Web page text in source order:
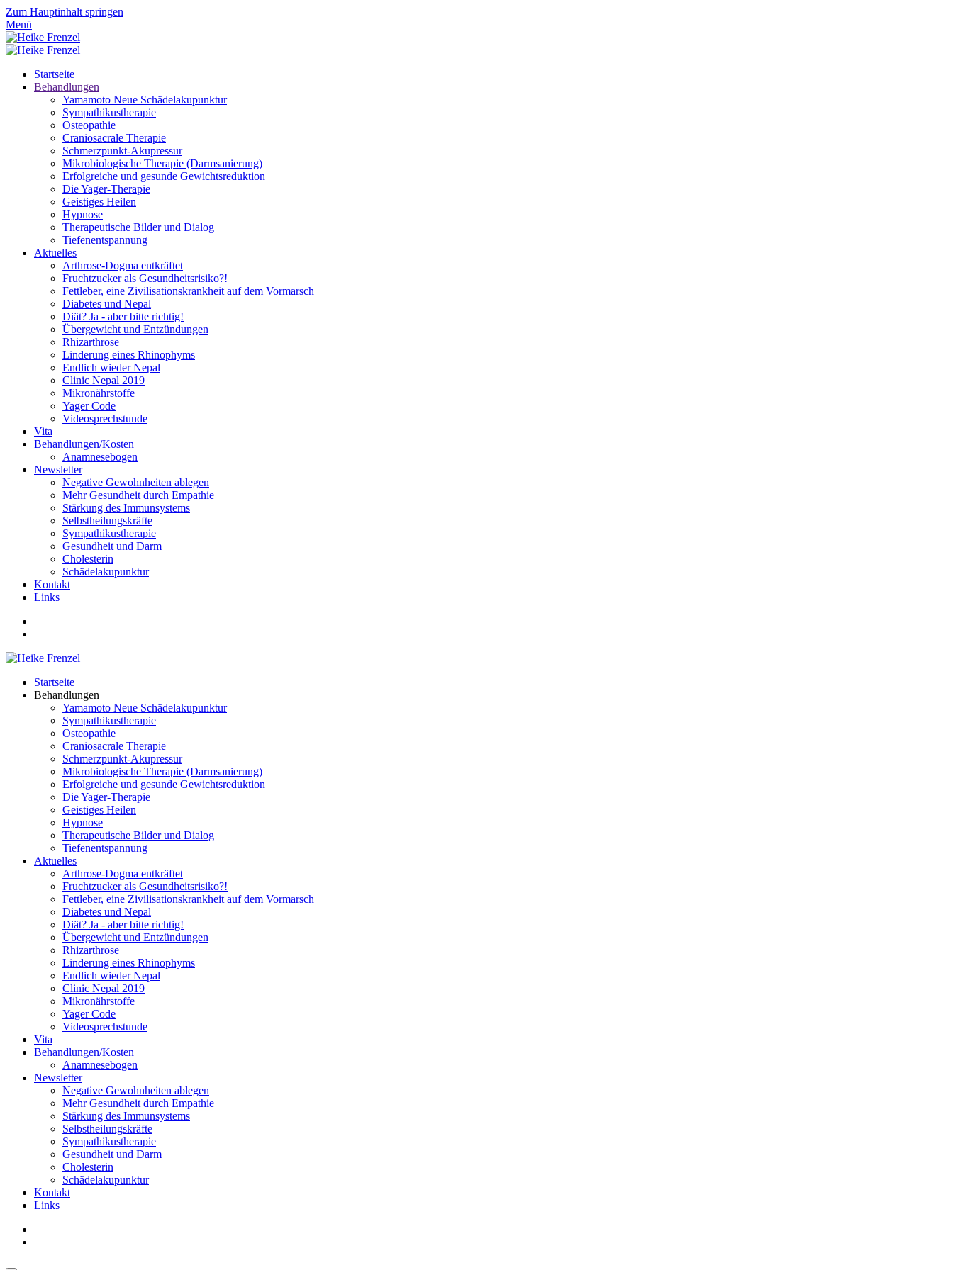
Zum Hauptinhalt springen
Menü
Startseite
Behandlungen
Yamamoto Neue Schädelakupunktur
Sympathikustherapie
Osteopathie
Craniosacrale Therapie
Schmerzpunkt-Akupressur
Mikrobiologische Therapie (Darmsanierung)
Erfolgreiche und gesunde Gewichtsreduktion
Die Yager-Therapie
Geistiges Heilen
Hypnose
Therapeutische Bilder und Dialog
Tiefenentspannung
Aktuelles
Arthrose-Dogma entkräftet
Fruchtzucker als Gesundheitsrisiko?!
Fettleber, eine Zivilisationskrankheit auf dem Vormarsch
Diabetes und Nepal
Diät? Ja - aber bitte richtig!
Übergewicht und Entzündungen
Rhizarthrose
Linderung eines Rhinophyms
Endlich wieder Nepal
Clinic Nepal 2019
Mikronährstoffe
Yager Code
Videosprechstunde
Vita
Behandlungen/Kosten
Anamnesebogen
Newsletter
Negative Gewohnheiten ablegen
Mehr Gesundheit durch Empathie
Stärkung des Immunsystems
Selbstheilungskräfte
Sympathikustherapie
Gesundheit und Darm
Cholesterin
Schädelakupunktur
Kontakt
Links
Startseite
Behandlungen
Yamamoto Neue Schädelakupunktur
Sympathikustherapie
Osteopathie
Craniosacrale Therapie
Schmerzpunkt-Akupressur
Mikrobiologische Therapie (Darmsanierung)
Erfolgreiche und gesunde Gewichtsreduktion
Die Yager-Therapie
Geistiges Heilen
Hypnose
Therapeutische Bilder und Dialog
Tiefenentspannung
Aktuelles
Arthrose-Dogma entkräftet
Fruchtzucker als Gesundheitsrisiko?!
Fettleber, eine Zivilisationskrankheit auf dem Vormarsch
Diabetes und Nepal
Diät? Ja - aber bitte richtig!
Übergewicht und Entzündungen
Rhizarthrose
Linderung eines Rhinophyms
Endlich wieder Nepal
Clinic Nepal 2019
Mikronährstoffe
Yager Code
Videosprechstunde
Vita
Behandlungen/Kosten
Anamnesebogen
Newsletter
Negative Gewohnheiten ablegen
Mehr Gesundheit durch Empathie
Stärkung des Immunsystems
Selbstheilungskräfte
Sympathikustherapie
Gesundheit und Darm
Cholesterin
Schädelakupunktur
Kontakt
Links